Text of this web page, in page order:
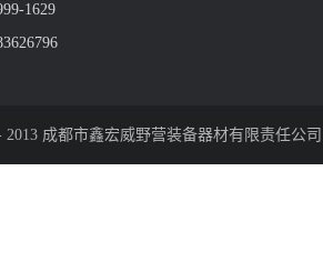
1629
2013 成都市鑫宏威野营装备器材有限责任公司